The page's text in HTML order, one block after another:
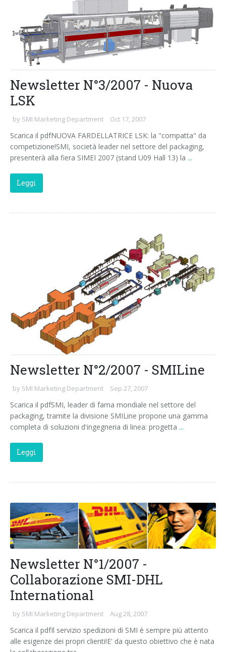
ingresso a 90°
Newsletter N°3/2007 - Nuova
LSK
by SMI Marketing Department Oct 17, 2007
Scarica il pdfNUOVA FARDELLATRICE LSK: la "compatta" da
competizione!SMI, società leader nel settore del packaging,
presenterà alla fiera SIMEI 2007 (stand U09 Hall 13) la ...
Leggi
Newsletter N°2/2007 - SMILine
by SMI Marketing Department Sep 27, 2007
Scarica il pdfSMI, leader di fama mondiale nel settore del
packaging, tramite la divisione SMILine propone una gamma
completa di soluzioni d'ingegneria di linea: progetta ...
Leggi
Newsletter N°1/2007 -
Collaborazione SMI-DHL
International
by SMI Marketing Department Aug 28, 2007
Scarica il pdfIl servizio spedizioni di SMI è sempre più attento
alle esigenze dei propri clienti!E' da questo obiettivo che è nata